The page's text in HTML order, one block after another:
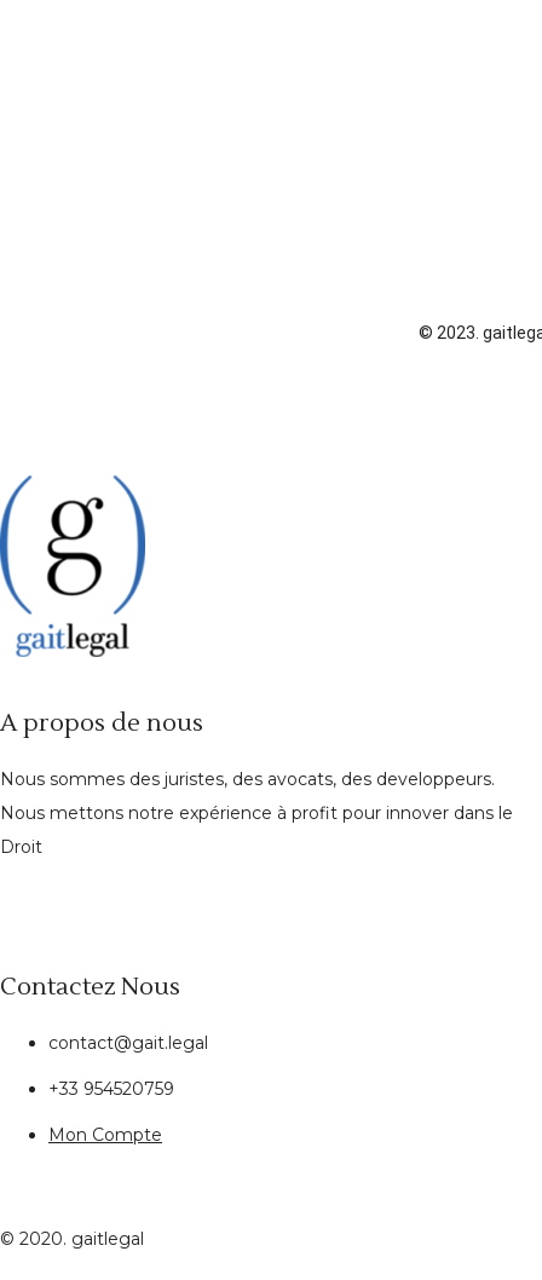
© 2023.
A propos de nous
Nous sommes des juristes, des avocats, des developpeurs.
Nous mettons notre expérience à profit pour innover dans le
Droit
Contactez Nous
contact@gait.legal
+33 954520759
Mon Compte
© 2020. gaitlegal